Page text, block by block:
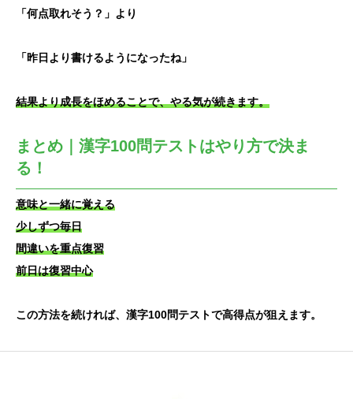
「何点取れそう？」より
「昨日より書けるようになったね」
結果より成長をほめることで、やる気が続きます。
まとめ｜漢字100問テストはやり方で決ま
る！
意味と一緒に覚える
少しずつ毎日
間違いを重点復習
前日は復習中心
この方法を続ければ、漢字100問テストで高得点が狙えます。